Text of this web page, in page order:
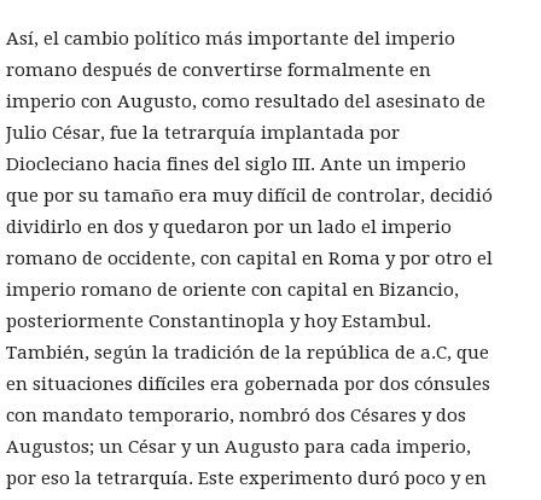
Así, el cambio político más importante del imperio
romano después de convertirse formalmente en
imperio con Augusto, como resultado del asesinato de
Julio César, fue la tetrarquía implantada por
Diocleciano hacia fines del siglo III. Ante un imperio
que por su tamaño era muy difícil de controlar, decidió
dividirlo en dos y quedaron por un lado el imperio
romano de occidente, con capital en Roma y por otro el
imperio romano de oriente con capital en Bizancio,
posteriormente Constantinopla y hoy Estambul.
También, según la tradición de la república de a.C, que
en situaciones difíciles era gobernada por dos cónsules
con mandato temporario, nombró dos Césares y dos
Augustos; un César y un Augusto para cada imperio,
por eso la tetrarquía. Este experimento duró poco y en